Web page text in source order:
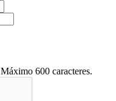
Máximo 600 caracteres.